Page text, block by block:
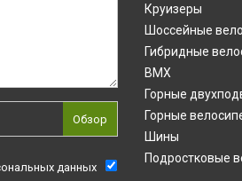
Обзор
данных
Круизеры
Шоссейные
Гибридные
BMX
Горные
Горные
Шины
Подростковые